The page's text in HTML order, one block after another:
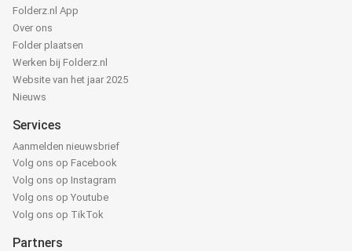
Folderz.nl App
Over ons
Folder plaatsen
Werken bij Folderz.nl
Website van het jaar 2025
Nieuws
Services
Aanmelden nieuwsbrief
Volg ons op Facebook
Volg ons op Instagram
Volg ons op Youtube
Volg ons op TikTok
Partners